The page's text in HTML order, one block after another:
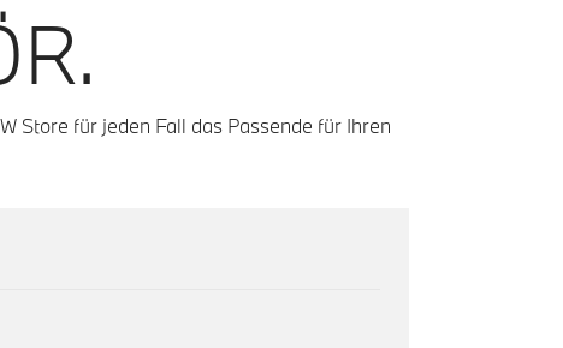
Store für jeden Fall das Passende für Ihren